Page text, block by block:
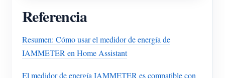
Referencia
Resumen: Cómo usar el medidor de energía de
IAMMETER en Home Assistant
El medidor de energía IAMMETER es compatible con